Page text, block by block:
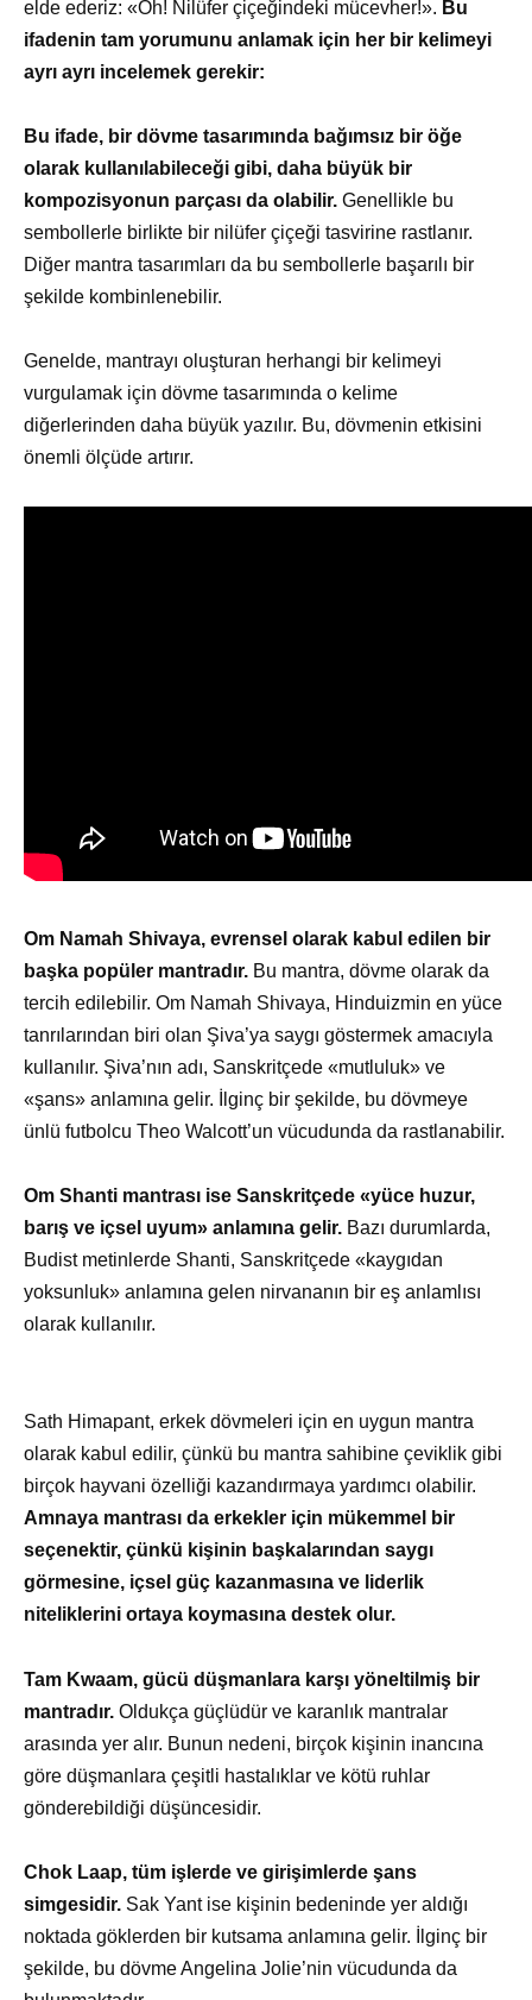
elde ederiz: «Oh! Nilüfer çiçeğindeki mücevher!». Bu
ifadenin tam yorumunu anlamak için her bir kelimeyi
ayrı ayrı incelemek gerekir:
Bu ifade, bir dövme tasarımında bağımsız bir öğe
olarak kullanılabileceği gibi, daha büyük bir
kompozisyonun parçası da olabilir. Genellikle bu
sembollerle birlikte bir nilüfer çiçeği tasvirine rastlanır.
Diğer mantra tasarımları da bu sembollerle başarılı bir
şekilde kombinlenebilir.
Genelde, mantrayı oluşturan herhangi bir kelimeyi
vurgulamak için dövme tasarımında o kelime
diğerlerinden daha büyük yazılır. Bu, dövmenin etkisini
önemli ölçüde artırır.
Om Namah Shivaya, evrensel olarak kabul edilen bir
başka popüler mantradır. Bu mantra, dövme olarak da
tercih edilebilir. Om Namah Shivaya, Hinduizmin en yüce
tanrılarından biri olan Şiva’ya saygı göstermek amacıyla
kullanılır. Şiva’nın adı, Sanskritçede «mutluluk» ve
«şans» anlamına gelir. İlginç bir şekilde, bu dövmeye
ünlü futbolcu Theo Walcott’un vücudunda da rastlanabilir.
Om Shanti mantrası ise Sanskritçede «yüce huzur,
barış ve içsel uyum» anlamına gelir. Bazı durumlarda,
Budist metinlerde Shanti, Sanskritçede «kaygıdan
yoksunluk» anlamına gelen nirvananın bir eş anlamlısı
olarak kullanılır.
Sath Himapant, erkek dövmeleri için en uygun mantra
olarak kabul edilir, çünkü bu mantra sahibine çeviklik gibi
birçok hayvani özelliği kazandırmaya yardımcı olabilir.
Amnaya mantrası da erkekler için mükemmel bir
seçenektir, çünkü kişinin başkalarından saygı
görmesine, içsel güç kazanmasına ve liderlik
niteliklerini ortaya koymasına destek olur.
Tam Kwaam, gücü düşmanlara karşı yöneltilmiş bir
mantradır. Oldukça güçlüdür ve karanlık mantralar
arasında yer alır. Bunun nedeni, birçok kişinin inancına
göre düşmanlara çeşitli hastalıklar ve kötü ruhlar
gönderebildiği düşüncesidir.
Chok Laap, tüm işlerde ve girişimlerde şans
simgesidir. Sak Yant ise kişinin bedeninde yer aldığı
noktada göklerden bir kutsama anlamına gelir. İlginç bir
şekilde, bu dövme Angelina Jolie’nin vücudunda da